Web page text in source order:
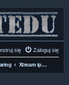
Zaloguj się
się
Xtream iptv i Stalker portal